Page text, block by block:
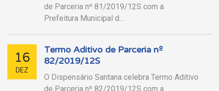
de Parceria nº 81/2019/12S com a
Prefeitura Municipal d...
16
DEZ
Termo Aditivo de Parceria nº
82/2019/12S
O Dispensário Santana celebra Termo Aditivo
de Parceria nº 82/2019/12S com a